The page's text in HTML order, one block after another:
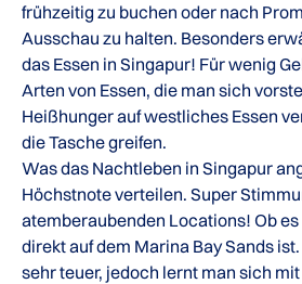
frühzeitig zu buchen oder nach
Ausschau zu halten. Besonders
das Essen in Singapur! Für wenig
Arten von Essen, die man sich
Heißhunger auf westliches Essen
die Tasche greifen.
Was das Nachtleben in Singapur
Höchstnote verteilen. Super
atemberaubenden Locations! Ob
direkt auf dem Marina Bay Sands
sehr teuer, jedoch lernt man sich